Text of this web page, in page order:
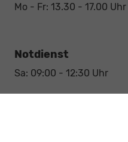
Mo - Fr: 13.30 - 17.00 Uhr
Notdienst
Sa: 09:00 - 12:30 Uhr